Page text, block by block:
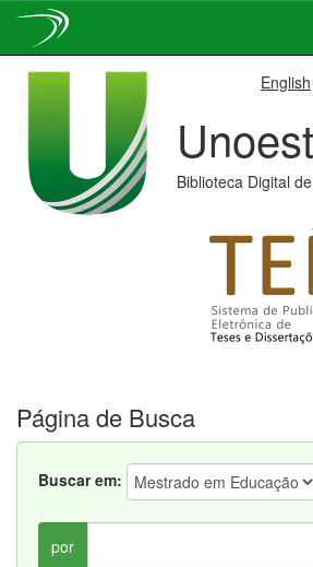
English
Biblioteca Digital
Página de Busca
Buscar em:
por